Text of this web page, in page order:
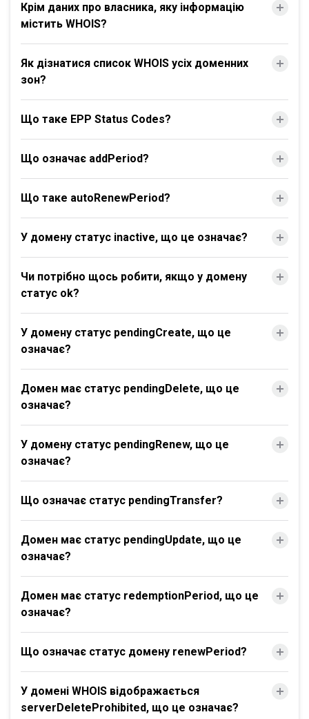
Крім даних про власника, яку інформацію
містить WHOIS?
Як дізнатися список WHOIS усіх доменних
зон?
Що таке EPP Status Codes?
Що означає addPeriod?
Що таке autoRenewPeriod?
У домену статус inactive, що це означає?
Чи потрібно щось робити, якщо у домену
статус ok?
У домену статус pendingCreate, що це
означає?
Домен має статус pendingDelete, що це
означає?
У домену статус pendingRenew, що це
означає?
Що означає статус pendingTransfer?
Домен має статус pendingUpdate, що це
означає?
Домен має статус redemptionPeriod, що це
означає?
Що означає статус домену renewPeriod?
У домені WHOIS відображається
serverDeleteProhibited, що це означає?